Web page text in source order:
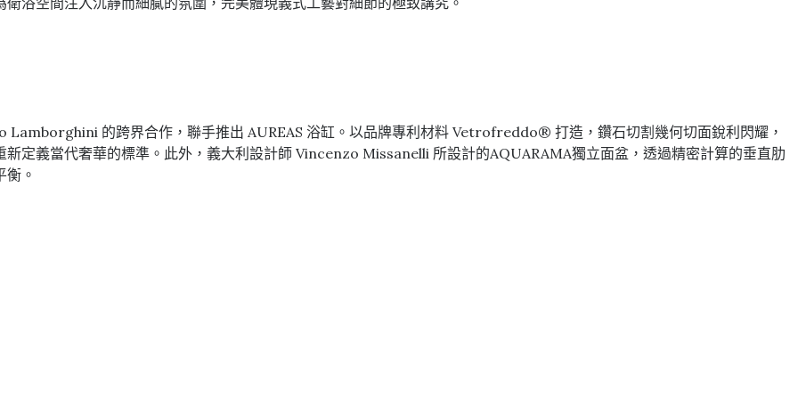
的跨界合作，聯手推出 AUREAS 浴缸。以品牌專利材料 Vetrofreddo® 打造，鑽石切割幾何切面銳利閃耀，
定義當代奢華的標準。此外，義大利設計師 Vincenzo Missanelli 所設計的AQUARAMA獨立面盆，透過精密計算的垂直肋
。